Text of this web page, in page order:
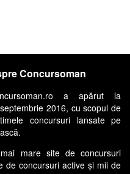
Concursoman
a apărut la
2016, cu scopul de
concursuri lansate pe
mare site de concursuri
de concursuri active și mii de